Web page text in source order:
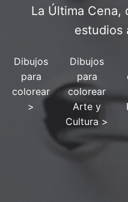
La Última
estudios
Dibujos
para
colorear
>
Dibujos
para
colorear
Arte y
Cultura >